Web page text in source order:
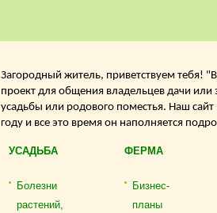
Загородный житель, приветствуем тебя!
проект для общения владельцев дачи или
усадьбы или родового поместья. Наш
году и все это время он наполняется
УСАДЬБА
Болезни
растений,
ФЕРМА
Бизнес-
планы